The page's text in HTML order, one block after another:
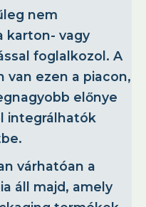
nem
karton- vagy
foglalkozol. A
van ezen a piacon,
előnye
integrálhatók
várhatóan a
áll majd, amely